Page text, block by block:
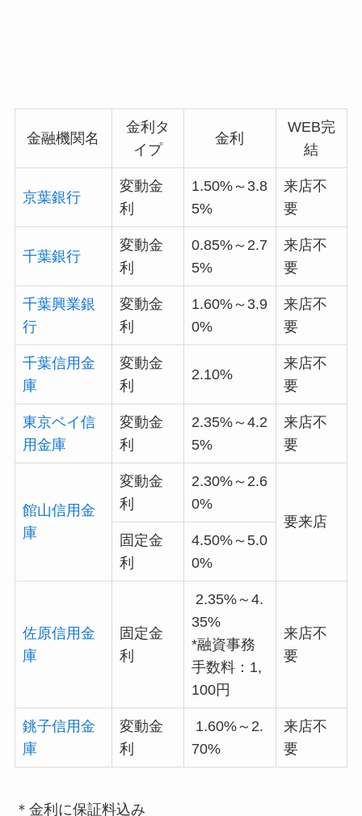
金融機関名
金利タ
イプ
金利
WEB完
結
京葉銀行
変動金
利
1.50%～3.8
5%
来店不
要
千葉銀行
変動金
利
0.85%～2.7
5%
来店不
要
千葉興業銀
行
変動金
利
1.60%～3.9
0%
来店不
要
千葉信用金
庫
変動金
利
2.10%
来店不
要
東京ベイ信
用金庫
変動金
利
2.35%～4.2
5%
来店不
要
館山信用金
庫
変動金
利
2.30%～2.6
0%
要来店
固定金
利
4.50%～5.0
0%
佐原信用金
庫
固定金
利
2.35%～4.
35%
*融資事務
手数料：1,
100円
来店不
要
銚子信用金
庫
変動金
利
1.60%～2.
70%
来店不
要
＊金利に保証料込み